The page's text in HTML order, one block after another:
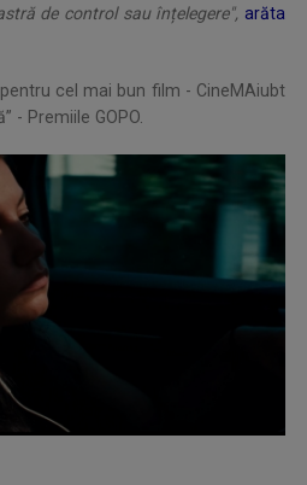
de control sau înțelegere", arăta
cel mai bun film - CineMAiubt
- Premiile GOPO.